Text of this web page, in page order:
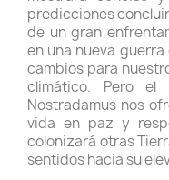
predicciones
de un gran
en una nueva
cambios para
climático. Pero
Nostradamus nos
vida en paz y
colonizará otras
sentidos hacia su